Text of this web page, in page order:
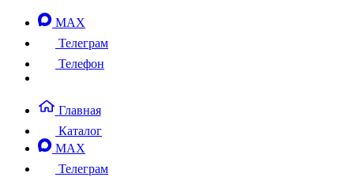
MAX
Телеграм
Телефон
Главная
Каталог
MAX
Телеграм